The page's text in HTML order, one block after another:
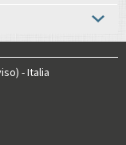
- Italia